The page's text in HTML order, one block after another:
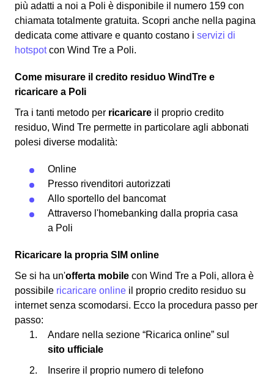
più adatti a noi a Poli è disponibile il numero 159 con
chiamata totalmente gratuita. Scopri anche nella pagina
dedicata come attivare e quanto costano i servizi di
hotspotcon Wind Tre a Poli.
Come misurare il credito residuo WindTre e
ricaricare a Poli
Tra i tanti metodo per ricaricare il proprio credito
residuo, Wind Tre permette in particolare agli abbonati
polesi diverse modalità:
Online
Presso rivenditori autorizzati
Allo sportello del bancomat
Attraverso l'homebanking dalla propria casa
a Poli
Ricaricare la propria SIM online
Se si ha un'offerta mobile con Wind Tre a Poli, allora è
possibile ricaricare online il proprio credito residuo su
internet senza scomodarsi. Ecco la procedura passo per
passo:
Andare nella sezione “Ricarica online” sul
sito ufficiale
Inserire il proprio numero di telefono